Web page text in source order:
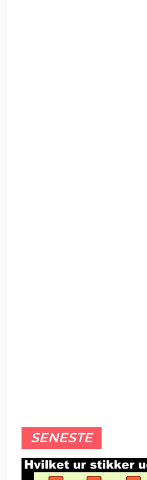
SENESTE